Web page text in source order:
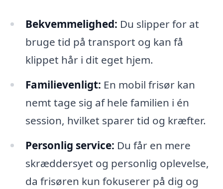
Bekvemmelighed: Du slipper for at
bruge tid på transport og kan få
klippet hår i dit eget hjem.
Familievenligt: En mobil frisør kan
nemt tage sig af hele familien i én
session, hvilket sparer tid og kræfter.
Personlig service: Du får en mere
skræddersyet og personlig oplevelse,
da frisøren kun fokuserer på dig og